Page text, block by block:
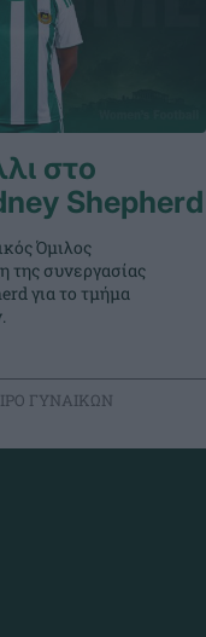
στο
Shepherd
Όμιλος
της συνεργασίας
για το τμήμα
ΓΥΝΑΙΚΩΝ